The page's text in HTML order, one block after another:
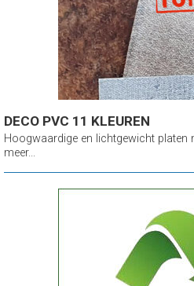
DECO PVC 11 KLEUREN
Hoogwaardige en lichtgewicht platen
meer...